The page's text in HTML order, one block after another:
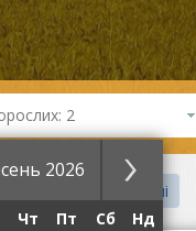
2026
Чт Пт Сб
Нд
2
Спа-готелі